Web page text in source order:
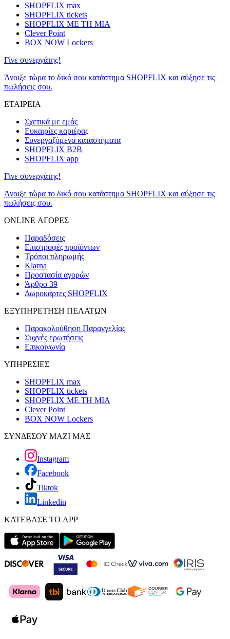
SHOPFLIX max
SHOPFLIX tickets
SHOPFLIX ΜΕ ΤΗ ΜΙΑ
Clever Point
BOX NOW Lockers
Γίνε συνεργάτης!
Άνοιξε τώρα το δικό σου κατάστημα SHOPFLIX και αύξησε τις
πωλήσεις σου.
ΕΤΑΙΡΕΙΑ
Σχετικά με εμάς
Ευκαιρίες καριέρας
Συνεργαζόμενα καταστήματα
SHOPFLIX B2B
SHOPFLIX app
Γίνε συνεργάτης!
Άνοιξε τώρα το δικό σου κατάστημα SHOPFLIX και αύξησε τις
πωλήσεις σου.
ONLINE ΑΓΟΡΕΣ
Παραδόσεις
Επιστροφές προϊόντων
Τρόποι πληρωμής
Klarna
Προστασία αγορών
Άρθρο 39
Δωροκάρτες SHOPFLIX
ΕΞΥΠΗΡΕΤΗΣΗ ΠΕΛΑΤΩΝ
Παρακολούθηση Παραγγελίας
Συχνές ερωτήσεις
Επικοινωνία
ΥΠΗΡΕΣΙΕΣ
SHOPFLIX max
SHOPFLIX tickets
SHOPFLIX ΜΕ ΤΗ ΜΙΑ
Clever Point
BOX NOW Lockers
ΣΥΝΔΕΣΟΥ ΜΑΖΙ ΜΑΣ
Instagram
Facebook
Tiktok
Linkedin
ΚΑΤΕΒΑΣΕ ΤΟ APP